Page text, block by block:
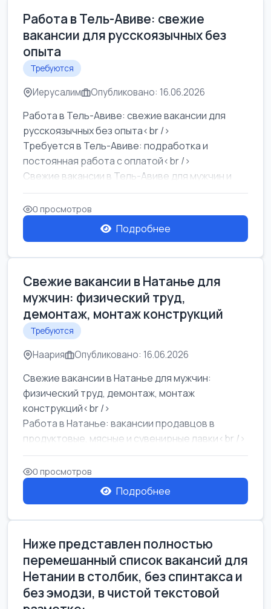
Работа в Тель-Авиве: свежие
вакансии для русскоязычных без
опыта
Требуются
Иерусалим Опубликовано: 16.06.2026
Работа в Тель-Авиве: свежие вакансии для
русскоязычных без опыта<br />
Требуется в Тель-Авиве: подработка и
постоянная работа с оплатой<br />
Свежие вакансии в Тель-Авиве для мужчин и
женщин от хозя...
0 просмотров
Подробнее
Свежие вакансии в Натанье для
мужчин: физический труд,
демонтаж, монтаж конструкций
Требуются
Наария Опубликовано: 16.06.2026
Свежие вакансии в Натанье для мужчин:
физический труд, демонтаж, монтаж
конструкций<br />
Работа в Натанье: вакансии продавцов в
продуктовые, мясные и сувенирные лавки<br />
Разнорабочий на сборку м...
0 просмотров
Подробнее
Ниже представлен полностью
перемешанный список вакансий для
Нетании в столбик, без спинтакса и
без эмодзи, в чистой текстовой